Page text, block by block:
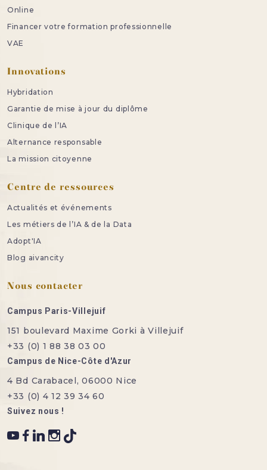
Online
Financer votre formation professionnelle
VAE
Innovations
Hybridation
Garantie de mise à jour du diplôme
Clinique de l’IA
Alternance responsable
La mission citoyenne
Centre de ressources
Actualités et événements
Les métiers de l’IA & de la Data
Adopt'IA
Blog aivancity
Nous contacter
Campus Paris-Villejuif
151 boulevard Maxime Gorki à Villejuif
+33 (0) 1 88 38 03 00
Campus de Nice-Côte d'Azur
4 Bd Carabacel, 06000 Nice
+33 (0) 4 12 39 34 60
Suivez nous !